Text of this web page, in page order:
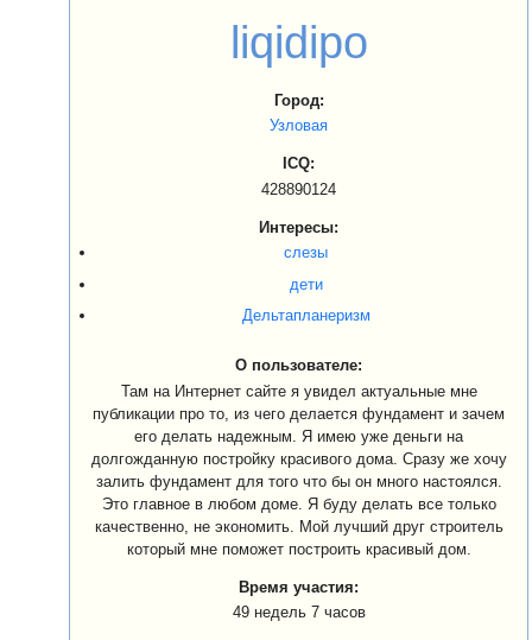
liqidipo
Город:
Узловая
ICQ:
428890124
Интересы:
слезы
дети
Дельтапланеризм
О пользователе:
Там на Интернет сайте я увидел актуальные мне
публикации про то, из чего делается фундамент и зачем
его делать надежным. Я имею уже деньги на
долгожданную постройку красивого дома. Сразу же хочу
залить фундамент для того что бы он много настоялся.
Это главное в любом доме. Я буду делать все только
качественно, не экономить. Мой лучший друг строитель
который мне поможет построить красивый дом.
Время участия:
49 недель 7 часов